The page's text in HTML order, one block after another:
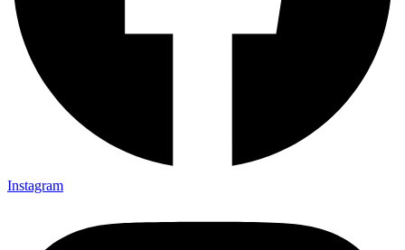
Instagram